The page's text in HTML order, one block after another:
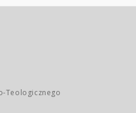
Teologicznego